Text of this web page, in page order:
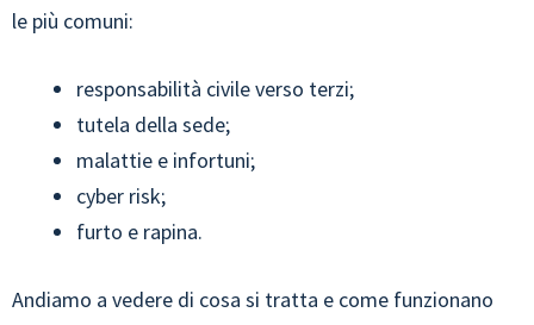
le più comuni:
responsabilità civile verso terzi;
tutela della sede;
malattie e infortuni;
cyber risk;
furto e rapina.
Andiamo a vedere di cosa si tratta e come funzionano